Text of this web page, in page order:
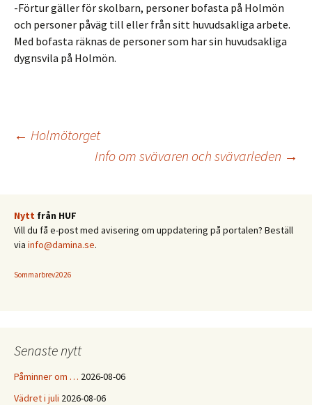
-Förtur gäller för skolbarn, personer bofasta på Holmön
och personer påväg till eller från sitt huvudsakliga arbete.
Med bofasta räknas de personer som har sin huvudsakliga
dygnsvila på Holmön.
Inläggsnavigering
← Holmötorget
Info om svävaren och svävarleden →
Nytt från HUF
Vill du få e-post med avisering om uppdatering på portalen? Beställ
via info@damina.se.
Sommarbrev2026
Senaste nytt
Påminner om … 2026-08-06
Vädret i juli 2026-08-06